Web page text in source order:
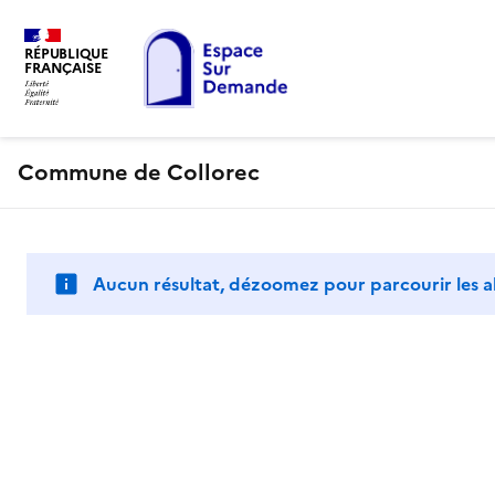
RÉPUBLIQUE
FRANÇAISE
Commune de Collorec
Aucun résultat, dézoomez pour parcourir les